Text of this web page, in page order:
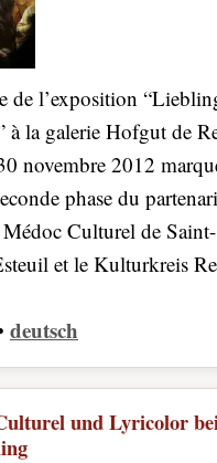
de l’exposition
à la galerie Hofgut de
novembre 2012
phase du
Médoc Culturel de Saint-
et le Kulturkreis
deutsch
und Lyricolor